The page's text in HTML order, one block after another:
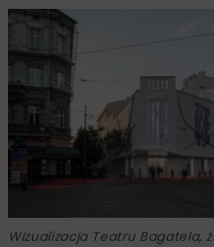
Wizualizacja Teatru Bagatela,